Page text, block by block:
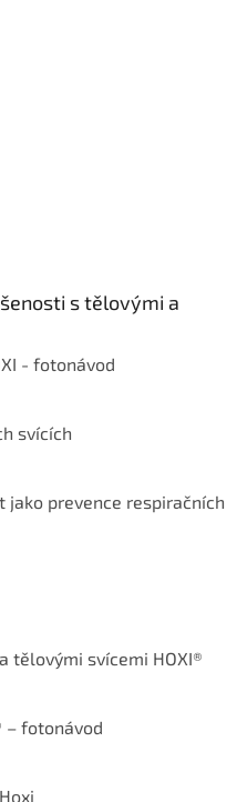
s tělovými a
- fotonávod
svících
jako prevence respiračních
tělovými svícemi HOXI®
– fotonávod